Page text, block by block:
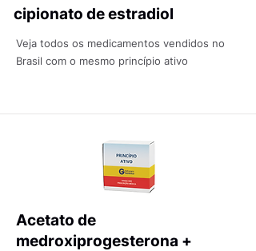
cipionato de estradiol
Veja todos os medicamentos vendidos no
Brasil com o mesmo princípio ativo
Acetato de
medroxiprogesterona +